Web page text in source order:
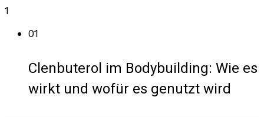
1
01
Clenbuterol im Bodybuilding: Wie es
wirkt und wofür es genutzt wird